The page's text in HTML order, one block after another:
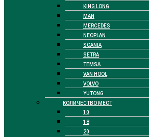
KING LONG
MAN
MERCEDES
NEOPLAN
SCANIA
SETRA
TEMSA
VAN HOOL
VOLVO
YUTONG
КОЛИЧЕСТВО МЕСТ
10
18
20